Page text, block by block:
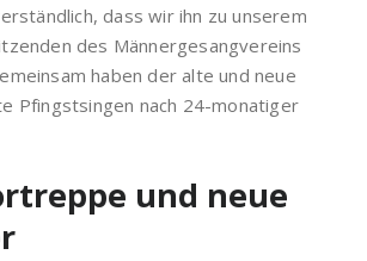
dass wir ihn zu unserem
des Männergesangvereins
haben der alte und neue
Pfingstsingen nach 24-monatiger
und neue